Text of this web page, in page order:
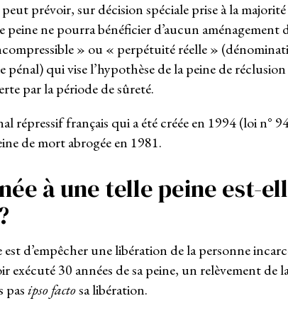
prévoir, sur décision spéciale prise à la majorité
ne pourra bénéficier d’aucun aménagement
» ou « perpétuité réelle »
qui vise l’hypothèse de la peine de réclusion
par la période de sûreté.
répressif français qui a été créée en 1994 (loi n°
de mort abrogée en 1981.
à une telle peine est-
d’empêcher une libération de la personne
30 années de sa peine, un relèvement de
pasipso factosa libération.